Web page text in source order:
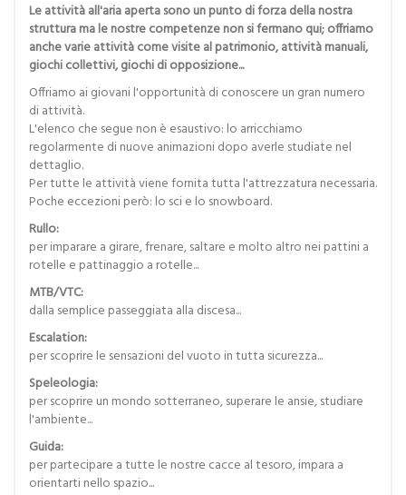
Le attività all'aria aperta sono un punto di forza della nostra
struttura ma le nostre competenze non si fermano qui; offriamo
anche varie attività come visite al patrimonio, attività manuali,
giochi collettivi, giochi di opposizione...
Offriamo ai giovani l'opportunità di conoscere un gran numero
di attività.
L'elenco che segue non è esaustivo: lo arricchiamo
regolarmente di nuove animazioni dopo averle studiate nel
dettaglio.
Per tutte le attività viene fornita tutta l'attrezzatura necessaria.
Poche eccezioni però: lo sci e lo snowboard.
Rullo:
per imparare a girare, frenare, saltare e molto altro nei pattini a
rotelle e pattinaggio a rotelle...
MTB/VTC:
dalla semplice passeggiata alla discesa...
Escalation:
per scoprire le sensazioni del vuoto in tutta sicurezza...
Speleologia:
per scoprire un mondo sotterraneo, superare le ansie, studiare
l'ambiente...
Guida:
per partecipare a tutte le nostre cacce al tesoro, impara a
orientarti nello spazio...